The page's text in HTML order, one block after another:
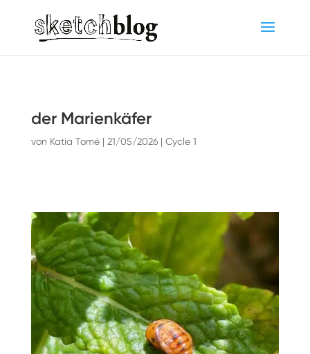
der Marienkäfer
von Katia Tomé| 21/05/2026| Cycle 1